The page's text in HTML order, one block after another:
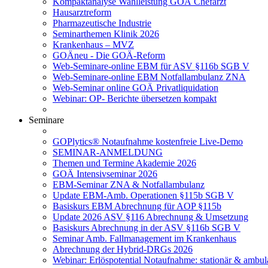
Hausarztreform
Pharmazeutische Industrie
Seminarthemen Klinik 2026
Krankenhaus – MVZ
GOÄneu - Die GOÄ-Reform
Web-Seminare-online EBM für ASV §116b SGB V
Web-Seminare-online EBM Notfallambulanz ZNA
Web-Seminar online GOÄ Privatliquidation
Webinar: OP- Berichte übersetzen kompakt
Seminare
GOPlytics® Notaufnahme kostenfreie Live-Demo
SEMINAR-ANMELDUNG
Themen und Termine Akademie 2026
GOÄ Intensivseminar 2026
EBM-Seminar ZNA & Notfallambulanz
Update EBM-Amb. Operationen §115b SGB V
Basiskurs EBM Abrechnung für AOP §115b
Update 2026 ASV §116 Abrechnung & Umsetzung
Basiskurs Abrechnung in der ASV §116b SGB V
Seminar Amb. Fallmanagement im Krankenhaus
Abrechnung der Hybrid-DRGs 2026
Webinar: Erlöspotential Notaufnahme: stationär &